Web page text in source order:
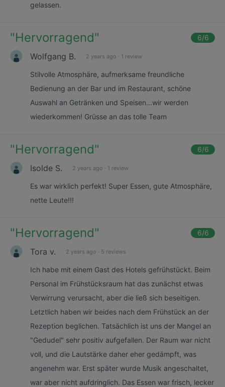
gelassen.
"Hervorragend" 6/6
Wolfgang B. 2 years ago · 1 review
Stilvolle Atmosphäre, aufmerksame freundliche
Bedienung an der Bar und im Restaurant, schöne
Auswahl an Getränken und Speisen...wir werden
wiederkommen! Grüsse an das tolle Team
"Hervorragend" 6/6
Isolde S. 2 years ago · 1 review
Es war wirklich perfekt! Super Essen, gute Atmosphäre,
nette Leute!!!
"Hervorragend" 6/6
Tora v. 2 years ago · 5 reviews
Ich habe mit einem Gast des Hotels gefrühstückt. Beim
Personal im Frühstücksraum hat das zunächst etwas
Verwirrung verursacht, aber die ließ sich beseitigen.
Letztlich haben wir beides nach dem Frühstück an der
Rezeption beglichen. Tatsächlich ist uns der Mangel an
"Gedudel" sehr positiv aufgefallen. Der Raum war nicht
voll, und die Lautstärke daher eher gedämpft, was
angenehm war. Erst später wurde Musik angeschaltet,
war aber nicht aufdringlich. Das Essen war frisch, lecker